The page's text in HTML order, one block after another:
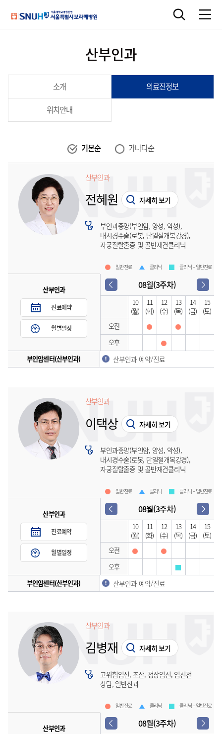
산부인과
소개 의료진정보
위치안내
기본순 가나다순
산부인과
전혜원 자세히 보기
부인과종양(부인암, 양성, 악성),
내시경수술(로봇, 단일절개복강경),
자궁질탈출증 및 골반재건클리닉
일반진료 클리닉 클리닉 + 일반진료
산부인과
진료예약
월별일정
08월(3주차)
10
(월)
11
(화)
12
(수)
13
(목)
14
(금)
15
(토)
오전
오후
부인암센터(산부인과)
산부인과 예약/진료
산부인과
이택상 자세히 보기
부인과종양(부인암, 양성, 악성),
내시경수술(로봇, 단일절개복강경),
자궁질탈출증 및 골반재건클리닉
일반진료 클리닉 클리닉 + 일반진료
산부인과
진료예약
월별일정
08월(3주차)
10
(월)
11
(화)
12
(수)
13
(목)
14
(금)
15
(토)
오전
오후
부인암센터(산부인과)
산부인과 예약/진료
산부인과
김병재 자세히 보기
고위험임신, 조산, 정상임신, 임신전
상담, 일반산과
일반진료 클리닉 클리닉 + 일반진료
산부인과 08월(3주차)